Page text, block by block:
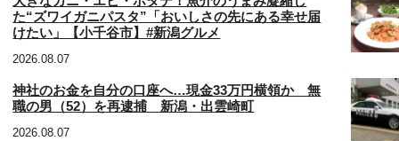
た“ズワイガニパスタ”「おいしさの先にある幸せ届
けたい」【小千谷市】#新潟グルメ
2026.08.07
神社のお金を自分の口座へ…現金33万円横領か 無
職の男（52）を再逮捕 新潟・出雲崎町
2026.08.07